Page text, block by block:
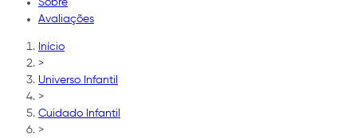
Sobre
Avaliações
Início
>
Universo Infantil
>
Cuidado Infantil
>